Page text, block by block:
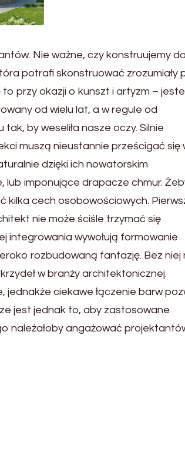
Nie ważne, czy konstruujemy
potrafi skonstruować zrozumiały
przy okazji o kunszt i artyzm –
od wielu lat, a w regule od
by weseliła nasze oczy. Silnie
muszą nieustannie prześcigać się
dzięki ich nowatorskim
lub imponujące drapacze chmur.
cech osobowościowych.
nie może ściśle trzymać się
integrowania wywołują formowanie
rozbudowaną fantazję. Bez niej
w branży architektonicznej.
ciekawe łączenie barw
jest jednak to, aby zastosowane
należałoby angażować